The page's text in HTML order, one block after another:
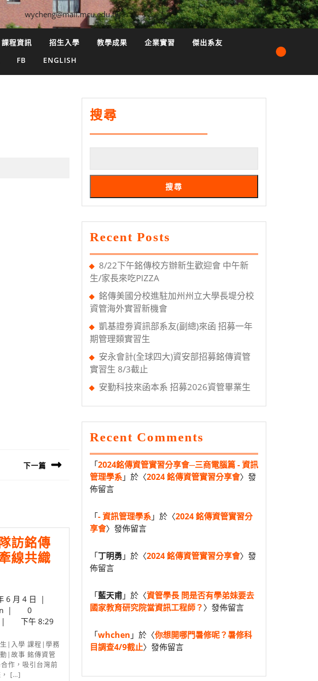
wycheng@mail.mcu.edu.tw
課程資訊 招生入學 教學成果 企業實習
傑出系友
FB ENGLISH
下一篇
訪銘傳
線共織
6 月 4 日 2025
6
4
日
|
whchen
|
0
| 下午 8:29
|故事 銘傳資管
作，吸引台灣前
， […]
搜尋
搜尋
Recent Posts
8/22下午銘傳校方辦新生歡迎會 中午新
生/家長來吃PIZZA
銘傳美國分校進駐加州州立大學長堤分校
資管海外實習新機會
凱基證劵資訊部系友(副總)來函 招募一年
期管理類實習生
安永會計(全球四大)資安部招募銘傳資管
實習生 8/3截止
安勤科技來函本系 招募2026資管畢業生
Recent Comments
「2024銘傳資管實習分享會─三商電腦篇 - 資訊
管理學系」於〈2024 銘傳資管實習分享會〉發
佈留言
「- 資訊管理學系」於〈2024 銘傳資管實習分
享會〉發佈留言
「丁明勇 」於〈2024 銘傳資管實習分享會〉發
佈留言
「藍天甫」於〈資管學長 問是否有學弟妹要去
國家教育研究院當資訊工程師？〉發佈留言
「whchen 」於〈你想開哪門暑修呢？暑修科
目調查4/9截止〉發佈留言